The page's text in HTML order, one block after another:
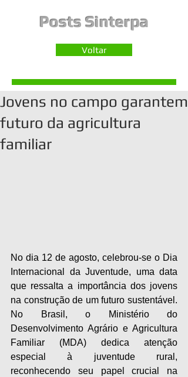
Posts Sinterpa
Voltar
Jovens no campo garantem
futuro da agricultura
familiar
No dia 12 de agosto, celebrou-se o Dia
Internacional da Juventude, uma data
que ressalta a importância dos jovens
na construção de um futuro sustentável.
No Brasil, o Ministério do
Desenvolvimento Agrário e Agricultura
Familiar (MDA) dedica atenção
especial à juventude rural,
reconhecendo seu papel crucial na